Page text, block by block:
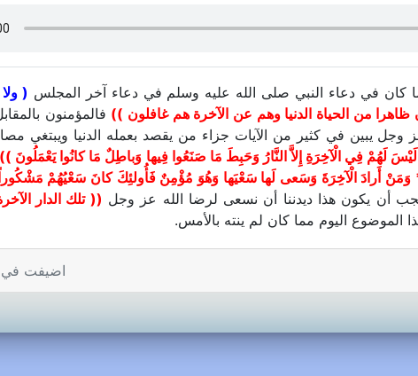
كما كان في دعاء النبي صلى الله عليه وسلم في دعاء آخر المجلس (
ظاهرا من الحياة الدنيا وهم عن الآخرة هم غافلون )) فالمؤمنون
وجل يبين في كثير من الآيات جزاء من يقصد بعمله الدنيا ويبتغي
لَيْسَ لَهُمْ فِي الْآخِرَةِ إِلاَّ النَّارُ وَحَبِطَ مَا صَنَعُوا فِيها وَباطِلٌ مَا كانُوا يَعْمَلُونَ ))
وَمَنْ أَرادَ الْآخِرَةَ وَسَعى لَها سَعْيَها وَهُوَ مُؤْمِنٌ فَأُولئِكَ كانَ سَعْيُهُمْ
فيجب أن يكون هذا ديدننا أن نسعى لرضا الله عز وجل (( تلك الدار
الموضوع اليوم مما كان لم ينته بالأمس.
اضيفت في - 2016-